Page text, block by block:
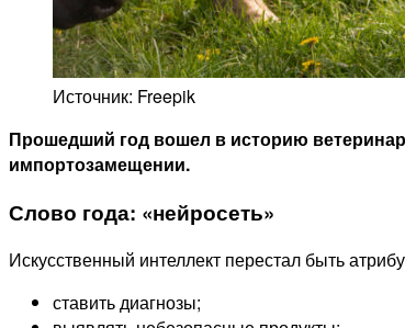
Источник: Freepik
Прошедший год вошел в историю
импортозамещении.
Слово года: «нейросеть»
Искусственный интеллект перестал быть
ставить диагнозы;